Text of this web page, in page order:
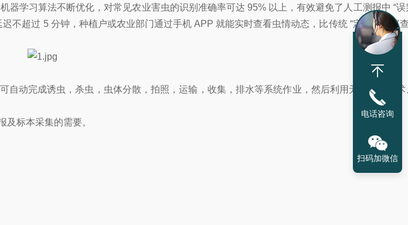
学习算法不断优化，对常见农业害虫的识别准确率可达 95% 以上，有效避免了人工测报中 “误
不超过 5 分钟，种植户或农业部门通过手机 APP 就能实时查看虫情动态，比传统 “定期田间巡
动完成诱虫，杀虫，虫体分散，拍照，运输，收集，排水等系统作业，然后利用无线传输技
标本采集的需要。
电话咨询
扫码加微信